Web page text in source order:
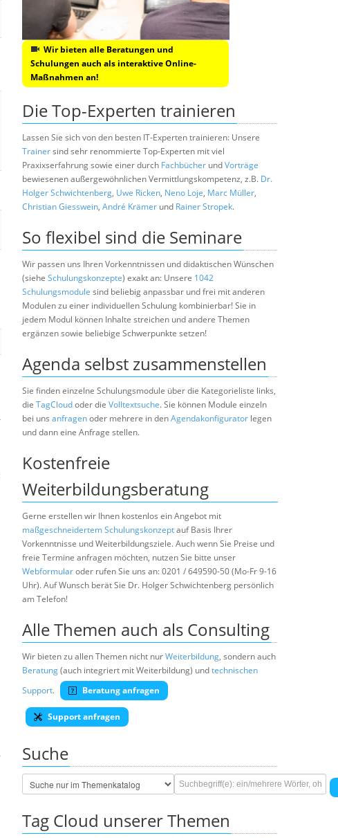
Wir bieten alle Beratungen und
Schulungen auch als interaktive Online-
Maßnahmen an!
Die Top-Experten trainieren
Lassen Sie sich von den besten IT-Experten trainieren: Unsere
Trainersind sehr renommierte Top-Experten mit viel
Praxixserfahrung sowie einer durch Fachbücher undVorträge
bewiesenen außergewöhnlichen Vermittlungskompetenz, z.B. Dr.
Holger Schwichtenberg, Uwe Ricken, Neno Loje, Marc Müller,
Christian Giesswein, André Krämer und Rainer Stropek.
So flexibel sind die Seminare
Wir passen uns Ihren Vorkenntnissen und didaktischen Wünschen
(siehe Schulungskonzepte) exakt an: Unsere 1042
Schulungsmodule sind beliebig anpassbar und frei mit anderen
Modulen zu einer individuellen Schulung kombinierbar! Sie in
jedem Modul können Inhalte streichen und andere Themen
ergänzen sowie beliebige Schwerpunkte setzen!
Agenda selbst zusammenstellen
Sie finden einzelne Schulungsmodule über die Kategorieliste links,
die TagCloudoder die Volltextsuche. Sie können Module einzeln
bei uns anfragenoder mehrere in denAgendakonfigurator legen
und dann eine Anfrage stellen.
Kostenfreie
Weiterbildungsberatung
Gerne erstellen wir Ihnen kostenlos ein Angebot mit
maßgeschneidertem Schulungskonzeptauf Basis Ihrer
Vorkenntnisse und Weiterbildungsziele. Auch wenn Sie Preise und
freie Termine anfragen möchten, nutzen Sie bitte unser
Webformularoder rufen Sie uns an: 0201 / 649590-50 (Mo-Fr 9-16
Uhr). Auf Wunsch berät Sie Dr. Holger Schwichtenberg persönlich
am Telefon!
Alle Themen auch als Consulting
Wir bieten zu allen Themen nicht nurWeiterbildung, sondern auch
Beratung(auch integriert mit Weiterbildung) undtechnischen
Support. Beratung anfragen
Support anfragen
Suche
Tag Cloud unserer Themen